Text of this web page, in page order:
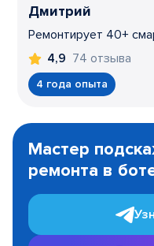
Дмитрий
Ремонтирует 40+
4,9 74 отзыва
4 года опыта
1
Мастер
ремонта в